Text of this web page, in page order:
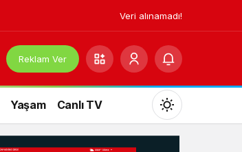
Veri alınamadı!
Reklam Ver
Yaşam Canlı TV
Mod
değiştir